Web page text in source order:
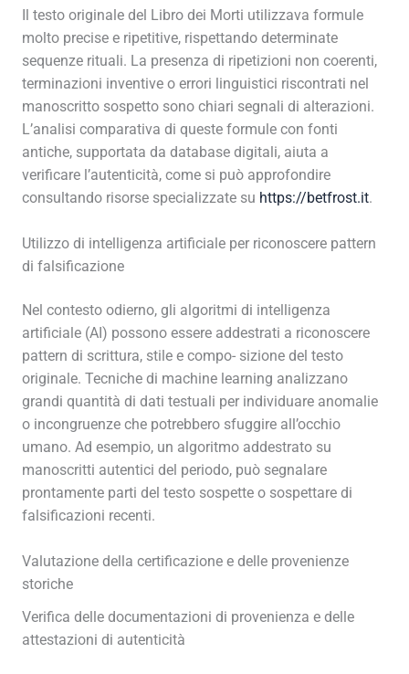
Il testo originale del Libro dei Morti utilizzava formule
molto precise e ripetitive, rispettando determinate
sequenze rituali. La presenza di ripetizioni non coerenti,
terminazioni inventive o errori linguistici riscontrati nel
manoscritto sospetto sono chiari segnali di alterazioni.
L’analisi comparativa di queste formule con fonti
antiche, supportata da database digitali, aiuta a
verificare l’autenticità, come si può approfondire
consultando risorse specializzate su https://betfrost.it.
Utilizzo di intelligenza artificiale per riconoscere pattern
di falsificazione
Nel contesto odierno, gli algoritmi di intelligenza
artificiale (AI) possono essere addestrati a riconoscere
pattern di scrittura, stile e compo- sizione del testo
originale. Tecniche di machine learning analizzano
grandi quantità di dati testuali per individuare anomalie
o incongruenze che potrebbero sfuggire all’occhio
umano. Ad esempio, un algoritmo addestrato su
manoscritti autentici del periodo, può segnalare
prontamente parti del testo sospette o sospettare di
falsificazioni recenti.
Valutazione della certificazione e delle provenienze
storiche
Verifica delle documentazioni di provenienza e delle
attestazioni di autenticità